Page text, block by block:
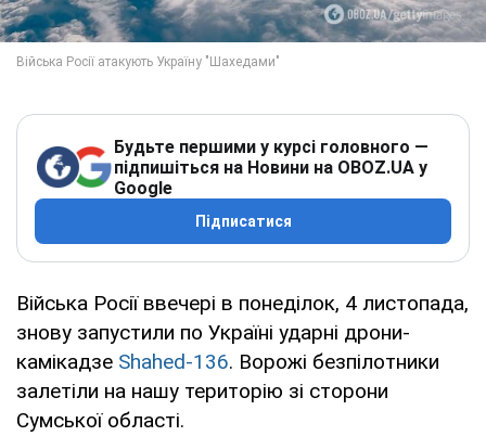
Будьте першими у курсі головного —
підпишіться на Новини на OBOZ.UA у
Google
Підписатися
Війська Росії ввечері в понеділок, 4 листопада,
знову запустили по Україні ударні дрони-
камікадзе Shahed-136. Ворожі безпілотники
залетіли на нашу територію зі сторони
Сумської області.